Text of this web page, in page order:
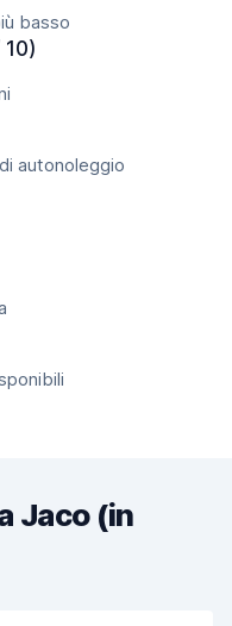
basso
autonoleggio
Jaco (in